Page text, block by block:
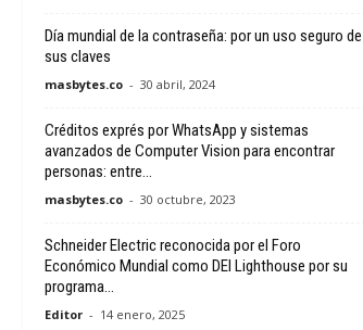
Día mundial de la contraseña: por un uso seguro de
sus claves
masbytes.co - 30 abril, 2024
Créditos exprés por WhatsApp y sistemas
avanzados de Computer Vision para encontrar
personas: entre...
masbytes.co - 30 octubre, 2023
Schneider Electric reconocida por el Foro
Económico Mundial como DEI Lighthouse por su
programa...
Editor - 14 enero, 2025